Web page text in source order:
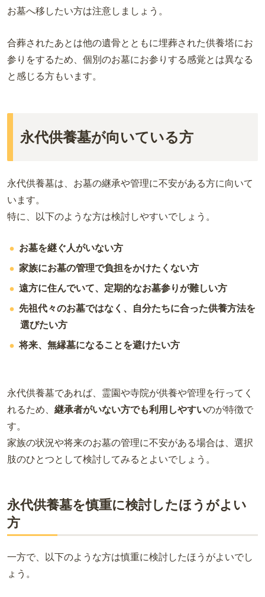
お墓へ移したい方は注意しましょう。
合葬されたあとは他の遺骨とともに埋葬された供養塔にお
参りをするため、個別のお墓にお参りする感覚とは異なる
と感じる方もいます。
永代供養墓が向いている方
永代供養墓は、お墓の継承や管理に不安がある方に向いて
います。
特に、以下のような方は検討しやすいでしょう。
お墓を継ぐ人がいない方
家族にお墓の管理で負担をかけたくない方
遠方に住んでいて、定期的なお墓参りが難しい方
先祖代々のお墓ではなく、自分たちに合った供養方法を
選びたい方
将来、無縁墓になることを避けたい方
永代供養墓であれば、霊園や寺院が供養や管理を行ってく
れるため、 継承者がいない方でも利用しやすいのが特徴で
す。
家族の状況や将来のお墓の管理に不安がある場合は、選択
肢のひとつとして検討してみるとよいでしょう。
永代供養墓を慎重に検討したほうがよい
方
一方で、以下のような方は慎重に検討したほうがよいでし
ょう。